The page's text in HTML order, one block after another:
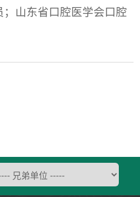
山东省口腔医学会口腔